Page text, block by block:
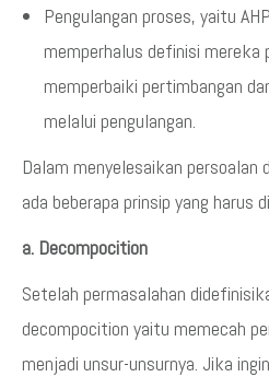
Pengulangan proses, yaitu
memperhalus definisi mereka
memperbaiki pertimbangan
melalui pengulangan.
Dalam menyelesaikan
ada beberapa prinsip yang harus
a. Decompocition
Setelah permasalahan
decompocition yaitu memecah
menjadi unsur-unsurnya. Jika